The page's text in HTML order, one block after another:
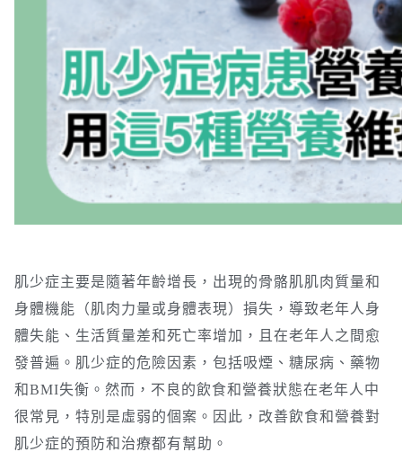
肌少症主要是隨著年齡增長，出現的骨骼肌肌肉質量和
身體機能（肌肉力量或身體表現）損失，導致老年人身
體失能、生活質量差和死亡率增加，且在老年人之間愈
發普遍。肌少症的危險因素，包括吸煙、糖尿病、藥物
和BMI失衡。然而，不良的飲食和營養狀態在老年人中
很常見，特別是虛弱的個案。因此，改善飲食和營養對
肌少症的預防和治療都有幫助。